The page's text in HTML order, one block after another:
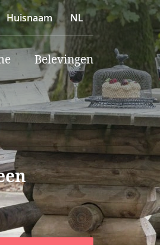
Huisnaam NL
Belevingen